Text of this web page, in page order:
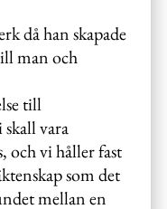
då han skapade
man och
till
vara
och vi håller fast
som det
mellan en